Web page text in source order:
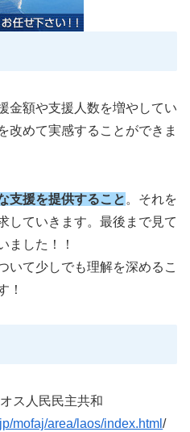
金額や支援人数を増やしてい
改めて実感することができま
支援を提供すること 。それを
していきます。最後まで見て
ました！！
いて少しでも理解を深めるこ
！
ス人民民主共和
mofaj/area/laos/index.html/